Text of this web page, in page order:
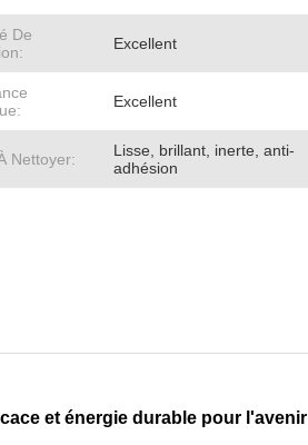
De
Excellent
Excellent
Nettoyer:
Lisse, brillant, inerte, anti-
adhésion
et énergie durable pour l'avenir